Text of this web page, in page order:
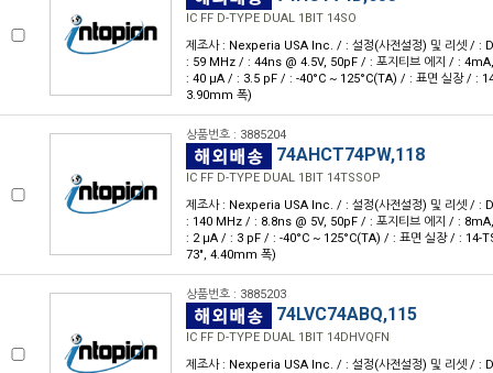
IC FF D-TYPE DUAL 1BIT 14SO
제조사 : Nexperia USA Inc. / : 설정(사전설정) 및 리셋 / :
: 59 MHz / : 44ns @ 4.5V, 50pF / : 포지티브 에지 / :
: 40 μA / : 3.5 pF / : -40°C ~ 125°C(TA) / : 표면 실장 / :
3.90mm 폭)
상품번호 : 3885204
74AHCT74PW,118
IC FF D-TYPE DUAL 1BIT 14TSSOP
제조사 : Nexperia USA Inc. / : 설정(사전설정) 및 리셋 / :
: 140 MHz / : 8.8ns @ 5V, 50pF / : 포지티브 에지 / :
: 2 μA / : 3 pF / : -40°C ~ 125°C(TA) / : 표면 실장 / : 14-
73", 4.40mm 폭)
상품번호 : 3885203
74LVC74ABQ,115
IC FF D-TYPE DUAL 1BIT 14DHVQFN
제조사 : Nexperia USA Inc. / : 설정(사전설정) 및 리셋 / :